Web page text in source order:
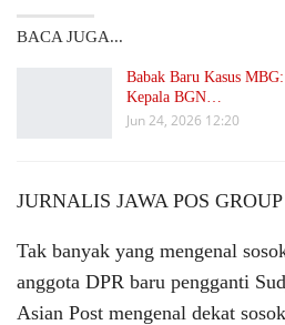
BACA JUGA...
Babak Baru Kasus
Kepala BGN…
Jun 24, 2026 12:20
JURNALIS JAWA POS GROUP
Tak banyak yang mengenal
anggota DPR baru pengganti
Asian Post mengenal dekat